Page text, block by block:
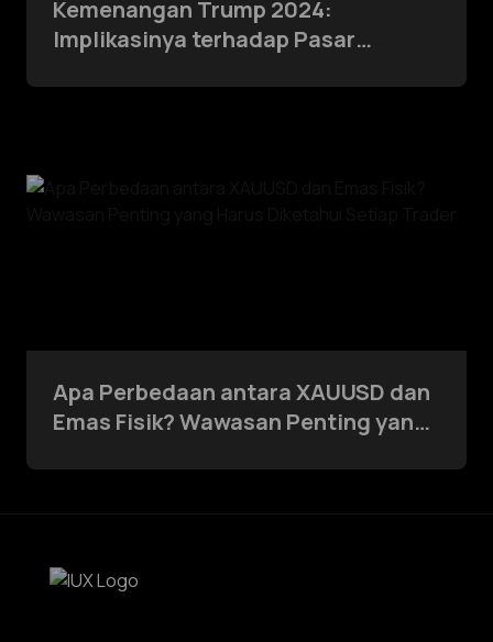
Kemenangan Trump 2024:
Implikasinya terhadap Pasar
Apa Perbedaan antara XAUUSD dan
Emas Fisik? Wawasan Penting yang